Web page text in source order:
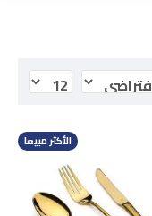
الأكثر مبيعا